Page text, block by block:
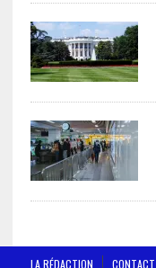
LA RÉDACTION CONTACT